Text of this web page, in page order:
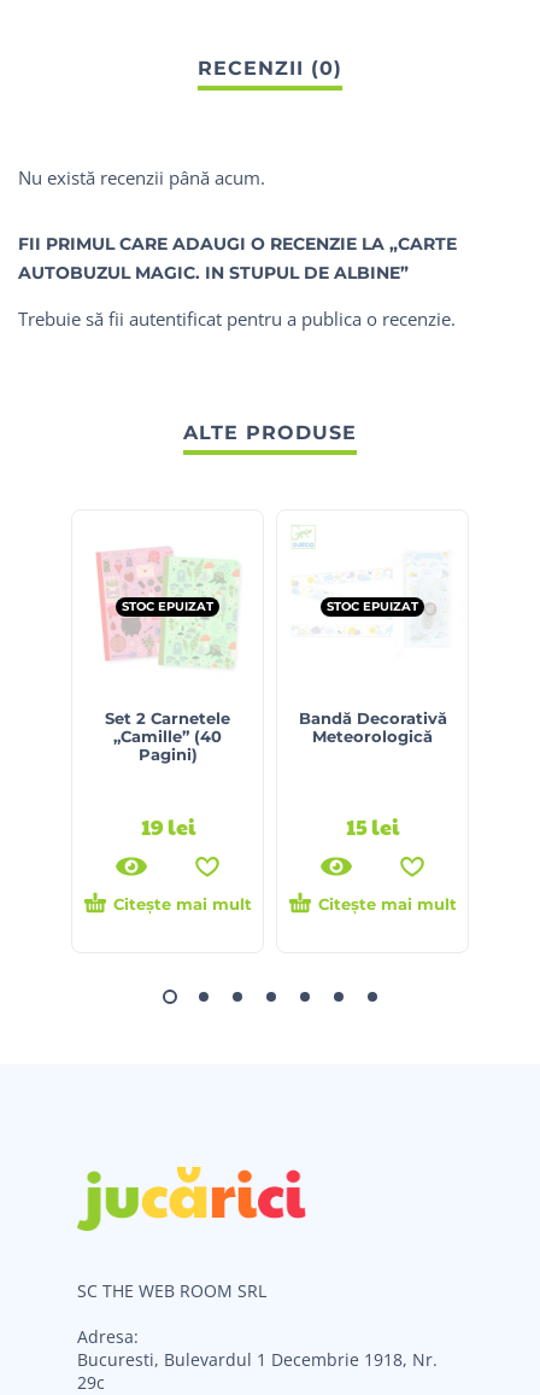
Nu există recenzii până acum.
FII PRIMUL CARE ADAUGI O RECENZIE LA „CARTE
AUTOBUZUL MAGIC. IN STUPUL DE ALBINE”
Trebuie să fii autentificat pentru a publica o recenzie.
ALTE PRODUSE
STOC EPUIZAT
Set 2 Carnetele
„Camille” (40
Pagini)
19lei
Citește mai mult
STOC EPUIZAT
Bandă Decorativă
Meteorologică
15lei
Citește mai mult
SC THE WEB ROOM SRL
Adresa:
Bucuresti, Bulevardul 1 Decembrie 1918, Nr.
29c